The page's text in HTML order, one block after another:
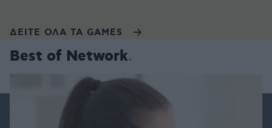
ΔΕΙΤΕ ΟΛΑ ΤΑ GAMES
Best of Network